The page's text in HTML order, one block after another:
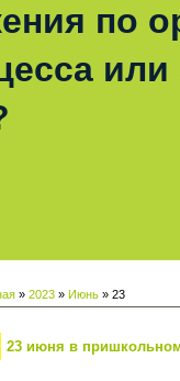
по
или
» 2023 » Июнь » 23
23 июня в